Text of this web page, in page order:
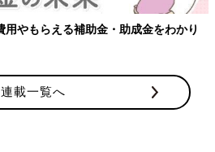
連載一覧へ